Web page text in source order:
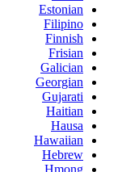
Estonian
Filipino
Finnish
Frisian
Galician
Georgian
Gujarati
Haitian
Hausa
Hawaiian
Hebrew
Hmong